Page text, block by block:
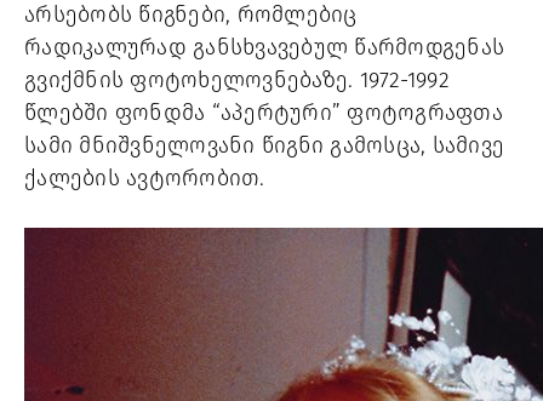
ᲙᲝᲜᲢᲐᲥᲢᲘ
INFO@HAMMOCKMAGAZINE.GE
ᲩᲕᲔᲜ
ᲨᲔᲡᲐᲮᲔᲑ
STUDIO
არსებობს წიგნები, რომლებიც
რადიკალურად განსხვავებულ წარმოდგენას
გვიქმნის ფოტოხელოვნებაზე. 1972-1992
წლებში ფონდმა “აპერტური” ფოტოგრაფთა
სამი მნიშვნელოვანი წიგნი გამოსცა, სამივე
ქალების ავტორობით.